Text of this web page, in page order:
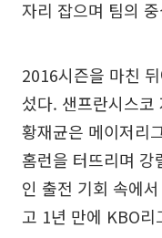
자리 잡으며 팀의
2016시즌을 마친
섰다. 샌프란시스
황재균은 메이저리
홈런을 터뜨리며 강
인 출전 기회 속에
고 1년 만에 KBO리